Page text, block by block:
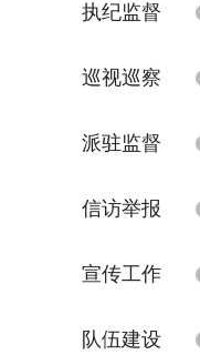
执纪监督
巡视巡察
派驻监督
信访举报
宣传工作
队伍建设